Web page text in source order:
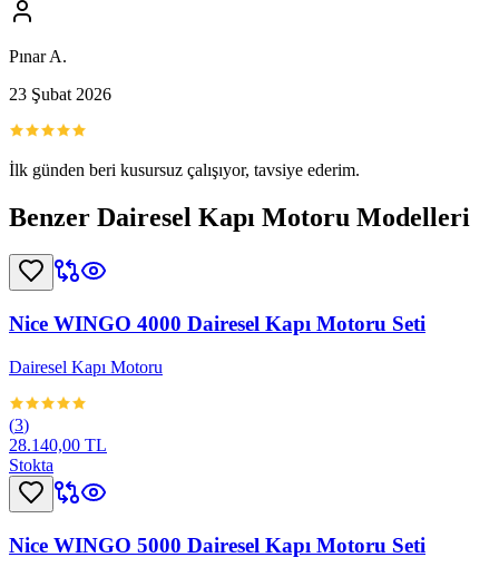
Pınar A.
23 Şubat 2026
İlk günden beri kusursuz çalışıyor, tavsiye ederim.
Benzer Dairesel Kapı Motoru Modelleri
Nice WINGO 4000 Dairesel Kapı Motoru Seti
Dairesel Kapı Motoru
(3)
28.140,00 TL
Stokta
Nice WINGO 5000 Dairesel Kapı Motoru Seti